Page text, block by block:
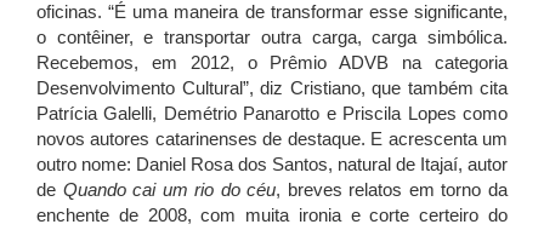
oficinas. “É uma maneira de transformar esse significante,
o contêiner, e transportar outra carga, carga simbólica.
Recebemos, em 2012, o Prêmio ADVB na categoria
Desenvolvimento Cultural”, diz Cristiano, que também cita
Patrícia Galelli, Demétrio Panarotto e Priscila Lopes como
novos autores catarinenses de destaque. E acrescenta um
outro nome: Daniel Rosa dos Santos, natural de Itajaí, autor
de Quando cai um rio do céu, breves relatos em torno da
enchente de 2008, com muita ironia e corte certeiro do